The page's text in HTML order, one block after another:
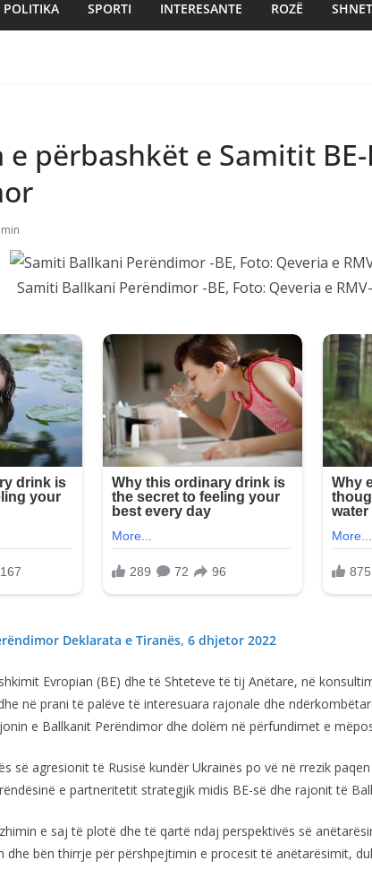
POLITIKA SPORTI INTERESANTE ROZË
e përbashkët e Samitit
Samiti Ballkani Perëndimor -BE, Foto: Qeveria e
Deklarata e Tiranës, 6 dhjetor 2022
Evropian (BE) dhe të Shteteve të tij Anëtare, në
në prani të palëve të interesuara rajonale dhe
e Ballkanit Perëndimor dhe dolëm në përfundimet e
së agresionit të Rusisë kundër Ukrainës po vë në rrezik
e partneritetit strategjik midis BE-së dhe rajonit të
e saj të plotë dhe të qartë ndaj perspektivës së
dhe bën thirrje për përshpejtimin e procesit të anëtarësimit,